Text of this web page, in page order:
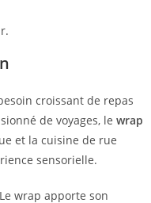
croissant de repas
de voyages, le wrap
et la cuisine de rue
sensorielle.
wrap apporte son